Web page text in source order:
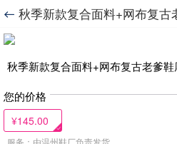
 秋季新款复合面料+网布复古
秋季新款复合面料+网布复古老爹
您的价格
¥145.00
服务：由温州鞋厂负责发货